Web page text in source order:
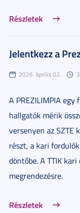
Részletek
Jelentkezz a
2026. április 02.
A PREZILIMPIA
hallgatók mérik
versenyen az SZTE
részt, a kari
döntőbe. A TTIK
megrendezésre.
Részletek